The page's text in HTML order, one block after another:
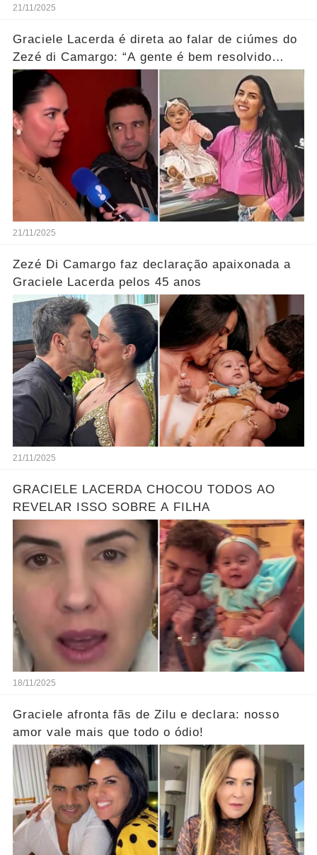
21/11/2025
Graciele Lacerda é direta ao falar de ciúmes do
Zezé di Camargo: “A gente é bem resolvido
nisso”
21/11/2025
Zezé Di Camargo faz declaração apaixonada a
Graciele Lacerda pelos 45 anos
21/11/2025
GRACIELE LACERDA CHOCOU TODOS AO
REVELAR ISSO SOBRE A FILHA
18/11/2025
Graciele afronta fãs de Zilu e declara: nosso
amor vale mais que todo o ódio!